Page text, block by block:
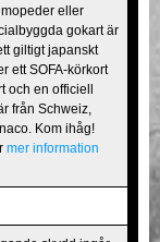
Tokyo Bay
Osaka
eller
gokart är
giltigt japanskt
ett SOFA-körkort
och en officiell
från Schweiz,
Kom ihåg!
mer information